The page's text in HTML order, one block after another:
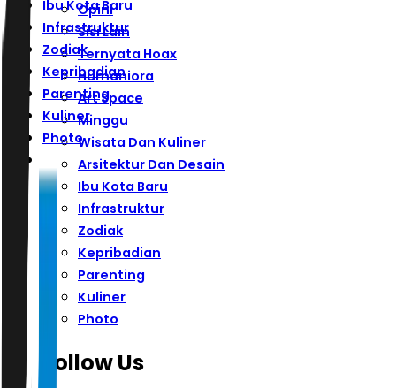
Ibu Kota Baru
Infrastruktur
Zodiak
Kepribadian
Parenting
Kuliner
Photo
Opini
Sisi Lain
Ternyata Hoax
Humaniora
Art Space
Minggu
Wisata Dan Kuliner
Arsitektur Dan Desain
Ibu Kota Baru
Infrastruktur
Zodiak
Kepribadian
Parenting
Kuliner
Photo
Follow Us